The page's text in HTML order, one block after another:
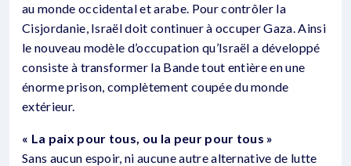
au monde occidental et arabe. Pour contrôler la
Cisjordanie, Israël doit continuer à occuper Gaza. Ainsi
le nouveau modèle d’occupation qu’Israël a développé
consiste à transformer la Bande tout entière en une
énorme prison, complètement coupée du monde
extérieur.
« La paix pour tous, ou la peur pour tous »
Sans aucun espoir, ni aucune autre alternative de lutte